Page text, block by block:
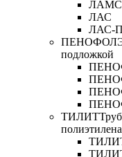
ЛАС
ЛАС-П
ПЕНОФОЛ
подложкой
ТИЛИТ
полиэтилена